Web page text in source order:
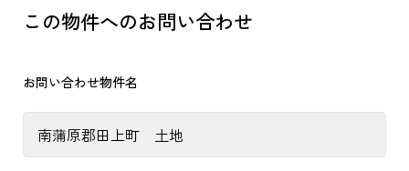
この物件へのお問い合わせ
お問い合わせ物件名